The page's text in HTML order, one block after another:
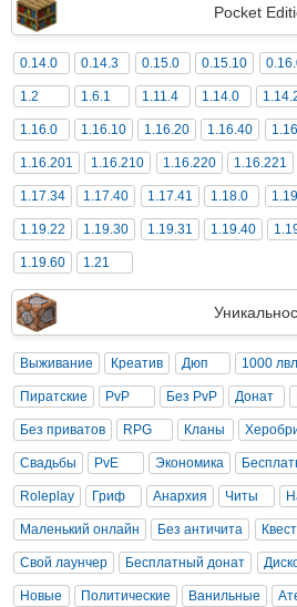
Pocket
0.14.0 0.14.3 0.15.0 0.15.10
1.2 1.6.1 1.11.4 1.14.0
1.16.0 1.16.10 1.16.20 1.16.40
1.16.201 1.16.210 1.16.220 1.16.221
1.17.34 1.17.40 1.17.41 1.18.0
1.19.22 1.19.30 1.19.31 1.19.40
1.19.60 1.21
Выживание Креатив Дюп 1000 лвл
Пиратские PvP Без PvP Донат
Без приватов RPG Кланы
Свадьбы PvE Экономика
Roleplay Гриф Анархия Читы
Маленький онлайн Без античита
Свой лаунчер Бесплатный донат
Новые Политические Ванильные